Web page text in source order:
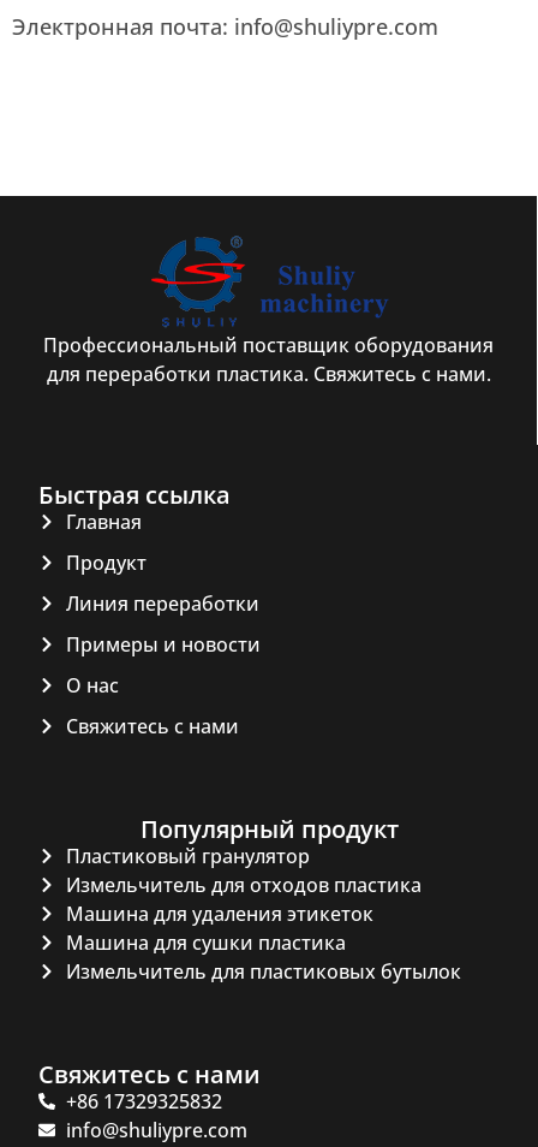
Электронная почта: info@shuliypre.com
Профессиональный поставщик оборудования
для переработки пластика. Свяжитесь с нами.
Быстрая ссылка
Главная
Продукт
Линия переработки
Примеры и новости
О нас
Свяжитесь с нами
Популярный продукт
Пластиковый гранулятор
Измельчитель для отходов пластика
Машина для удаления этикеток
Машина для сушки пластика
Измельчитель для пластиковых бутылок
Свяжитесь с нами
+86 17329325832
info@shuliypre.com